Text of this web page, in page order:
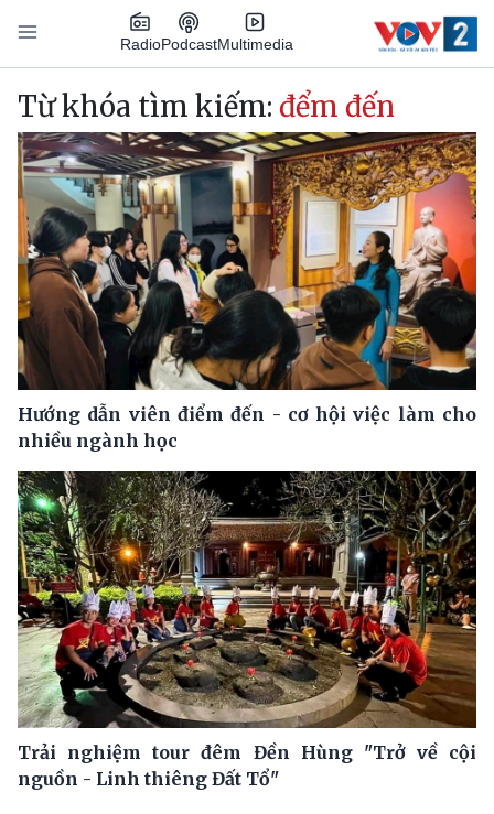
Nhảy đến nội dung
RadioPodcastMultimedia
Main navigation
Từ khóa tìm kiếm: đểm đến
Hướng dẫn viên điểm đến - cơ hội việc làm cho
nhiều ngành học
Trải nghiệm tour đêm Đền Hùng "Trở về cội
nguồn - Linh thiêng Đất Tổ"